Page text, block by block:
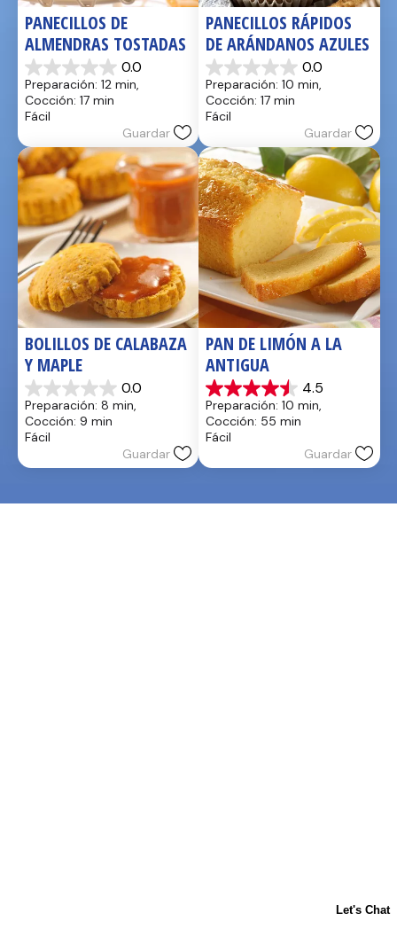
PANECILLOS DE
ALMENDRAS TOSTADAS
0.0
0.0
de
5
estrellas.
Preparación: 12 min,
Cocción: 17 min
Fácil
Guardar
PANECILLOS RÁPIDOS
DE ARÁNDANOS AZULES
0.0
0.0
de
5
estrellas.
Preparación: 10 min,
Cocción: 17 min
Fácil
Guardar
BOLILLOS DE CALABAZA
Y MAPLE
0.0
0.0
de
5
estrellas.
Preparación: 8 min,
Cocción: 9 min
Fácil
Guardar
PAN DE LIMÓN A LA
ANTIGUA
4.5
4.5
de
5
estrellas.
Preparación: 10 min,
Cocción: 55 min
Fácil
Guardar